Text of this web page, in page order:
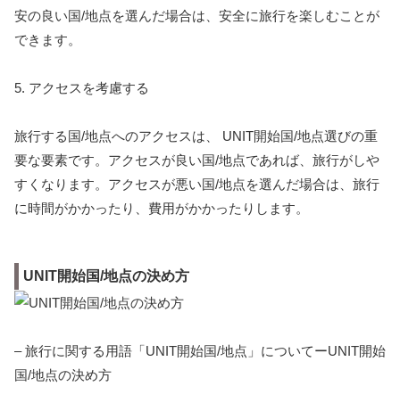
安の良い国/地点を選んだ場合は、安全に旅行を楽しむことが
できます。
5. アクセスを考慮する
旅行する国/地点へのアクセスは、 UNIT開始国/地点選びの重
要な要素です。アクセスが良い国/地点であれば、旅行がしや
すくなります。アクセスが悪い国/地点を選んだ場合は、旅行
に時間がかかったり、費用がかかったりします。
UNIT開始国/地点の決め方
– 旅行に関する用語「UNIT開始国/地点」についてーUNIT開始
国/地点の決め方